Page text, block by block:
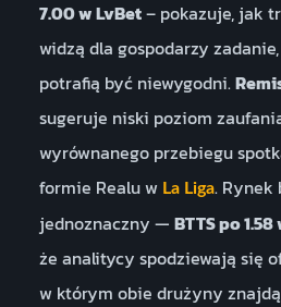
7.00 w LvBet– pokazuje, jak
widzą dla gospodarzy
potrafią być niewygodni.
sugeruje niski poziom
wyrównanego przebiegu
formie Realu w La Liga. Rynek
jednoznaczny — BTTS po
że analitycy spodziewają się
w którym obie drużyny